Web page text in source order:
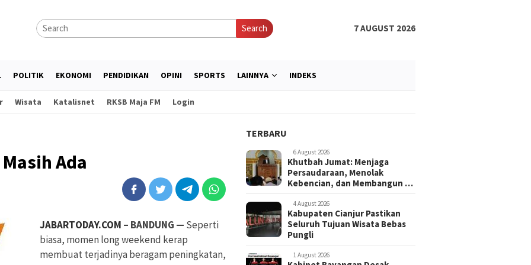
Search 7 AUGUST 2026
POLITIK EKONOMI PENDIDIKAN OPINI SPORTS LAINNYA INDEKS
Wisata Katalisnet RKSB Maja FM Login
Ada
JABARTODAY.COM – BANDUNG — Seperti
biasa, momen long weekend kerap
membuat terjadinya beragam peningkatan,
TERBARU
6 August 2026
Khutbah Jumat: Menjaga
Persaudaraan, Menolak
Kebencian, dan Membangun …
4 August 2026
Kabupaten Cianjur Pastikan
Seluruh Tujuan Wisata Bebas
Pungli
1 August 2026